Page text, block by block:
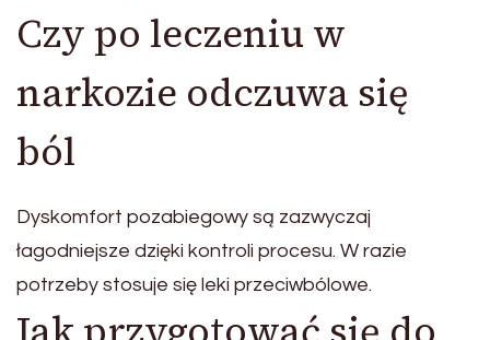
Czy po leczeniu w
narkozie odczuwa się
ból
Dyskomfort pozabiegowy są zazwyczaj
łagodniejsze dzięki kontroli procesu. W razie
potrzeby stosuje się leki przeciwbólowe.